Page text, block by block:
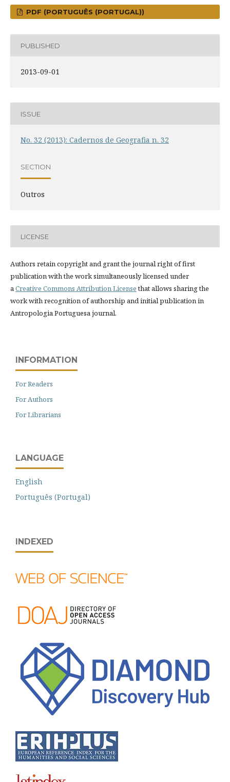
PDF (PORTUGUÊS (PORTUGAL))
PUBLISHED
2013-09-01
ISSUE
No. 32 (2013): Cadernos de Geografia n. 32
SECTION
Outros
LICENSE
Authors retain copyright and grant the journal right of first
publication with the work simultaneously licensed under
aCreative Commons Attribution Licensethat allows sharing the
work with recognition of authorship and initial publication in
Antropologia Portuguesa journal.
INFORMATION
For Readers
For Authors
For Librarians
LANGUAGE
English
Português (Portugal)
INDEXED